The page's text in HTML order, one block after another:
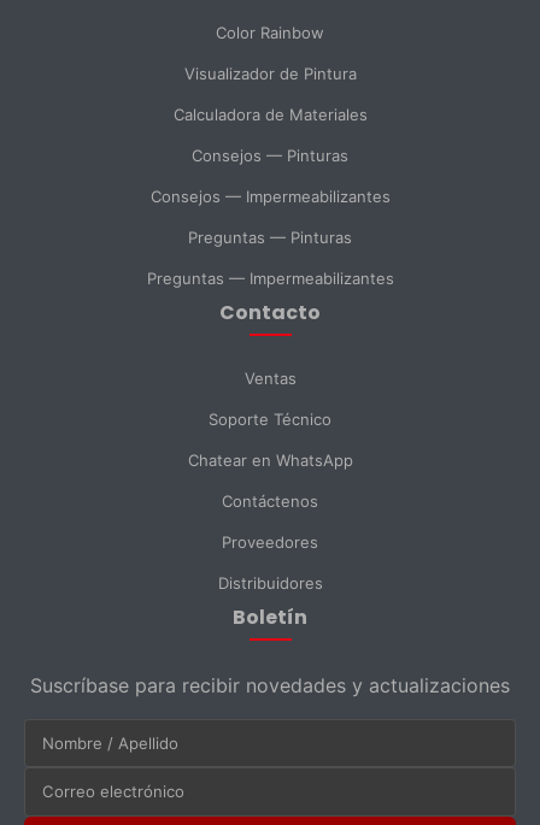
SELECCIONAR DEPARTAMENTO
Soporte Técnico Compras
Consulta General
Enviar Mensaje
Color Rainbow
Visualizador de Pintura
Calculadora de Materiales
Consejos — Pinturas
Consejos — Impermeabilizantes
Preguntas — Pinturas
Preguntas — Impermeabilizantes
Contacto
Ventas
Soporte Técnico
Chatear en WhatsApp
Contáctenos
Proveedores
Distribuidores
Boletín
Suscríbase para recibir novedades y actualizaciones